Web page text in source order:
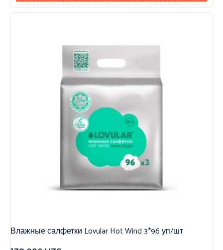
Влажные салфетки Lovular Hot Wind 3*96 уп/шт